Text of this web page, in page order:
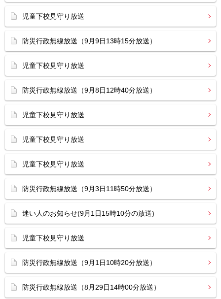
児童下校見守り放送
防災行政無線放送（9月9日13時15分放送）
児童下校見守り放送
防災行政無線放送（9月8日12時40分放送）
児童下校見守り放送
児童下校見守り放送
児童下校見守り放送
防災行政無線放送（9月3日11時50分放送）
迷い人のお知らせ(9月1日15時10分の放送)
児童下校見守り放送
防災行政無線放送（9月1日10時20分放送）
防災行政無線放送（8月29日14時00分放送）